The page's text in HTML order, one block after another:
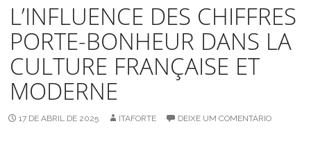
L’INFLUENCE DES CHIFFRES
PORTE-BONHEUR DANS LA
CULTURE FRANÇAISE ET
MODERNE
17 DE ABRIL DE 2025 ITAFORTE DEIXE UM COMENTÁRIO